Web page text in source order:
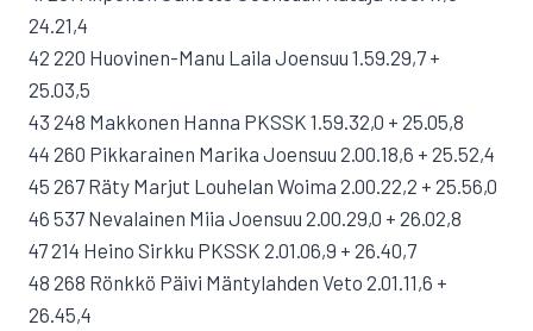
24.21,4
42 220 Huovinen-Manu Laila Joensuu 1.59.29,7 +
25.03,5
43 248 Makkonen Hanna PKSSK 1.59.32,0 + 25.05,8
44 260 Pikkarainen Marika Joensuu 2.00.18,6 + 25.52,4
45 267 Räty Marjut Louhelan Woima 2.00.22,2 + 25.56,0
46 537 Nevalainen Miia Joensuu 2.00.29,0 + 26.02,8
47 214 Heino Sirkku PKSSK 2.01.06,9 + 26.40,7
48 268 Rönkkö Päivi Mäntylahden Veto 2.01.11,6 +
26.45,4